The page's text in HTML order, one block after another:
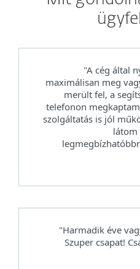
"A cég által
maximálisan meg
merült fel, a
telefonon
szolgáltatás is jól
látom
"Harmadik éve
Szuper csapat!